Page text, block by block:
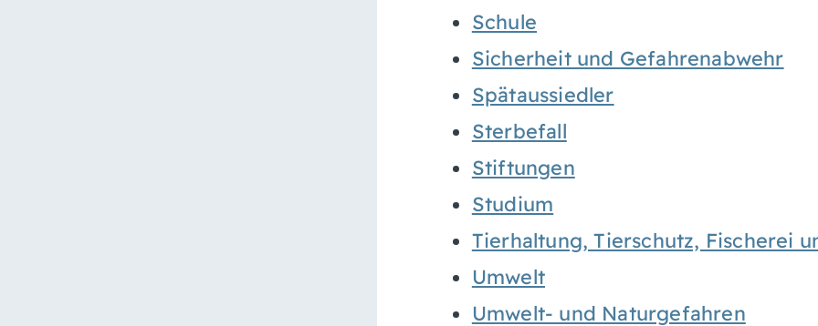
Schule
Sicherheit und Gefahrenabwehr
Spätaussiedler
Sterbefall
Stiftungen
Studium
Tierhaltung, Tierschutz, Fischerei
Umwelt
Umwelt- und Naturgefahren